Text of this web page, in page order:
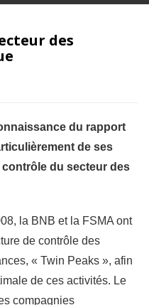
des
du rapport
de ses
du secteur des
la BNB et la FSMA ont
de contrôle des
« Twin Peaks », afin
de ces activités. Le
compagnies